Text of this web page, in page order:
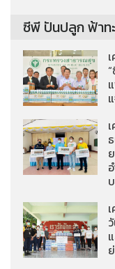
ซีพี ปันปลูก ฟ้าท